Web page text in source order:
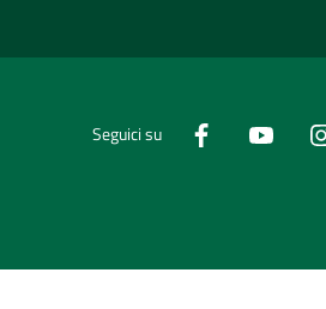
Seguici su